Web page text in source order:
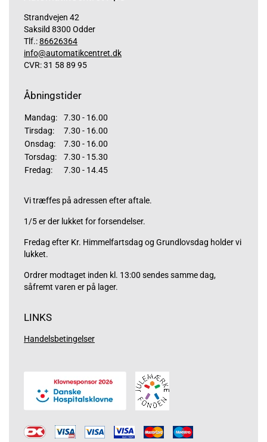
Strandvejen 42
Saksild 8300 Odder
Tlf.:86626364
info@automatikcentret.dk
CVR: 31 58 89 95
Åbningstider
Mandag:
7.30 - 16.00
Tirsdag:
7.30 - 16.00
Onsdag:
7.30 - 16.00
Torsdag:
7.30 - 15.30
Fredag:
7.30 - 14.45
Vi træffes på adressen efter aftale.
1/5 er der lukket for forsendelser.
Fredag efter Kr. Himmelfartsdag og Grundlovsdag holder vi
lukket.
Ordrer modtaget inden kl. 13:00 sendes samme dag,
såfremt varen er på lager.
LINKS
Handelsbetingelser